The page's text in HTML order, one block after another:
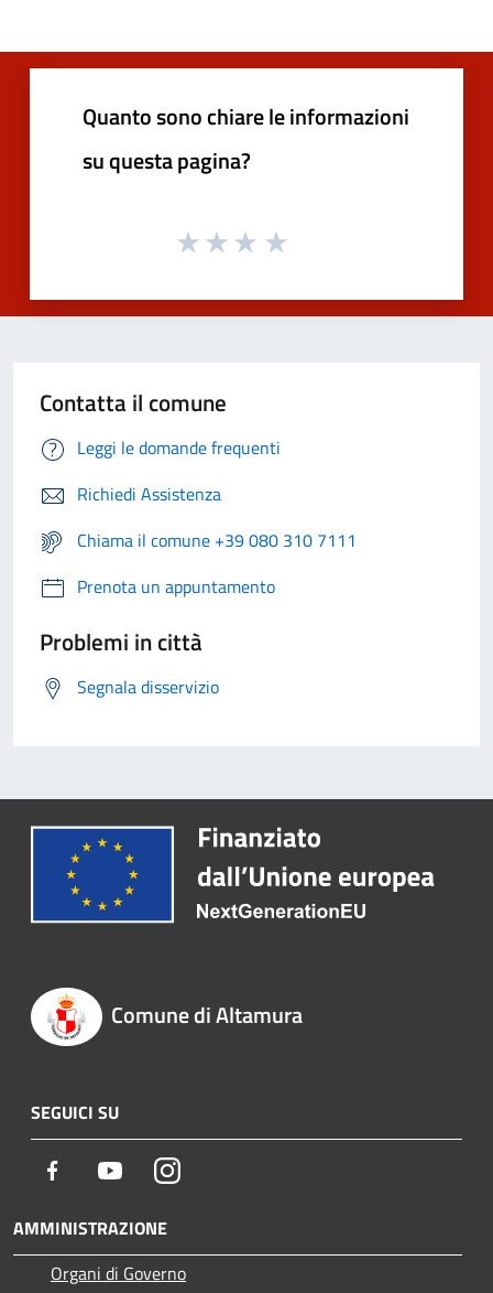
Quanto sono chiare le informazioni
su questa pagina?
Contatta il comune
Leggi le domande frequenti
Richiedi Assistenza
Chiama il comune +39 080 310 7111
Prenota un appuntamento
Problemi in città
Segnala disservizio
Comune di Altamura
SEGUICI SU
Facebook YoutubeInstagram
AMMINISTRAZIONE
Organi di Governo